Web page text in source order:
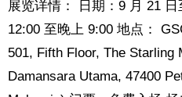
展览详情： 日期：9 月 21 日
12:00 至晚上 9:00 地点：
501, Fifth Floor, The Starling
Damansara Utama, 47400